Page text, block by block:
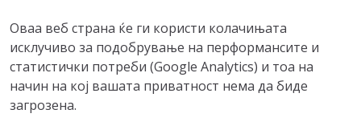
Oваа веб страна ќе ги користи колачињата
исклучиво за подобрување на перформансите и
статистички потреби (Google Analytics) и тоа на
начин на кој вашата приватност нема да биде
загрозена.